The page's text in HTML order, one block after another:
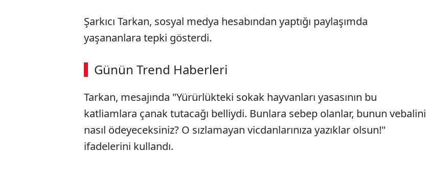
Şarkıcı Tarkan, sosyal medya hesabından yaptığı paylaşımda
yaşananlara tepki gösterdi.
Günün Trend Haberleri
Tarkan, mesajında "Yürürlükteki sokak hayvanları yasasının bu
katliamlara çanak tutacağı belliydi. Bunlara sebep olanlar, bunun vebalini
nasıl ödeyeceksiniz? O sızlamayan vicdanlarınıza yazıklar olsun!"
ifadelerini kullandı.